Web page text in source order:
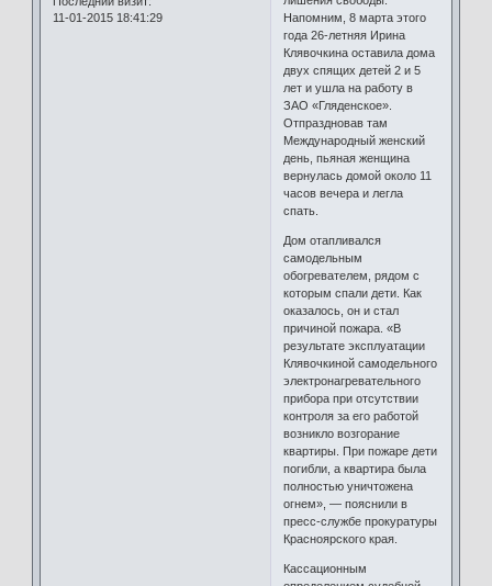
11-01-2015 18:41:29
Напомним, 8 марта этого
года 26-летняя Ирина
Клявочкина оставила дома
двух спящих детей 2 и 5
лет и ушла на работу в
ЗАО «Гляденское».
Отпраздновав там
Международный женский
день, пьяная женщина
вернулась домой около 11
часов вечера и легла
спать.
Дом отапливался
самодельным
обогревателем, рядом с
которым спали дети. Как
оказалось, он и стал
причиной пожара. «В
результате эксплуатации
Клявочкиной самодельного
электронагревательного
прибора при отсутствии
контроля за его работой
возникло возгорание
квартиры. При пожаре дети
погибли, а квартира была
полностью уничтожена
огнем», — пояснили в
пресс-службе прокуратуры
Красноярского края.
Кассационным